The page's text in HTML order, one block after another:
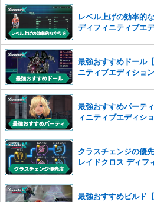
※一度削除したコメントは復元がで
さい。
また、過度な利用規約の違反や、弊社に損
った場合は、法的措置をとらせていただく
かじめご理解くださいませ。
レベル上げの効率的
ディフィニティブエデ
最強おすすめドール
ニティブエディション
最強おすすめパーテ
ィニティブエディショ
クラスチェンジの優
レイドクロス ディフ
最強おすすめビルド